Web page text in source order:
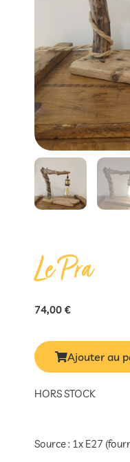
Le Pra
74,00 €
Ajouter au
HORS STOCK
Source : 1x E27